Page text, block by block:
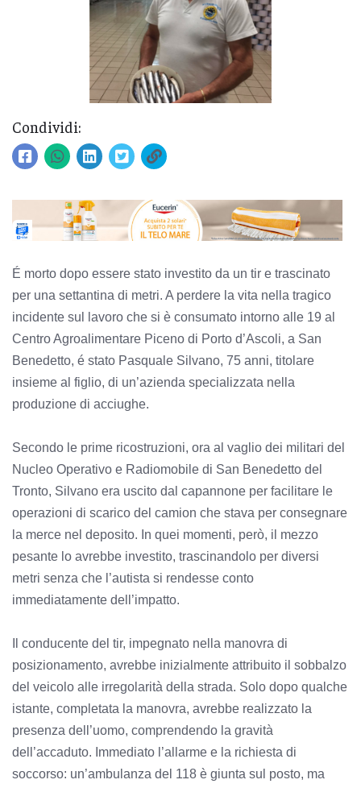
Condividi:
É morto dopo essere stato investito da un tir e trascinato
per una settantina di metri. A perdere la vita nella tragico
incidente sul lavoro che si è consumato intorno alle 19 al
Centro Agroalimentare Piceno di Porto d’Ascoli, a San
Benedetto, é stato Pasquale Silvano, 75 anni, titolare
insieme al figlio, di un’azienda specializzata nella
produzione di acciughe.
Secondo le prime ricostruzioni, ora al vaglio dei militari del
Nucleo Operativo e Radiomobile di San Benedetto del
Tronto, Silvano era uscito dal capannone per facilitare le
operazioni di scarico del camion che stava per consegnare
la merce nel deposito. In quei momenti, però, il mezzo
pesante lo avrebbe investito, trascinandolo per diversi
metri senza che l’autista si rendesse conto
immediatamente dell’impatto.
Il conducente del tir, impegnato nella manovra di
posizionamento, avrebbe inizialmente attribuito il sobbalzo
del veicolo alle irregolarità della strada. Solo dopo qualche
istante, completata la manovra, avrebbe realizzato la
presenza dell’uomo, comprendendo la gravità
dell’accaduto. Immediato l’allarme e la richiesta di
soccorso: un’ambulanza del 118 è giunta sul posto, ma